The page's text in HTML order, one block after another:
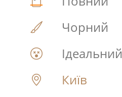
Чорний
Ідеальний
Київ